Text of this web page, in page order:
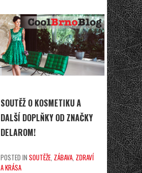
SOUTĚŽ O KOSMETIKU A
DALŠÍ DOPLŇKY OD ZNAČKY
DELAROM!
POSTED IN SOUTĚŽE ZÁBAVA ZDRAVÍ
A KRÁSA